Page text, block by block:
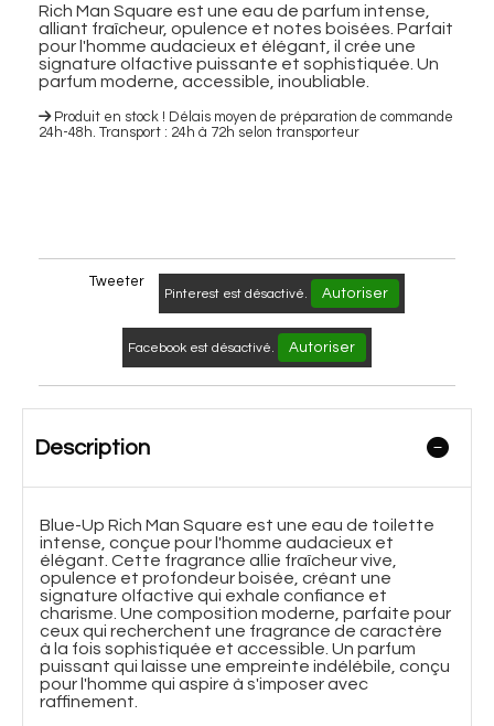
Rich Man Square est une eau de parfum intense,
alliant fraîcheur, opulence et notes boisées. Parfait
pour l'homme audacieux et élégant, il crée une
signature olfactive puissante et sophistiquée. Un
parfum moderne, accessible, inoubliable.
Produit en stock ! Délais moyen de préparation de commande
24h-48h. Transport : 24h à 72h selon transporteur
Tweeter
Pinterest est désactivé. Autoriser
Facebook est désactivé. Autoriser
Description
Blue-Up Rich Man Square est une eau de toilette
intense, conçue pour l'homme audacieux et
élégant. Cette fragrance allie fraîcheur vive,
opulence et profondeur boisée, créant une
signature olfactive qui exhale confiance et
charisme. Une composition moderne, parfaite pour
ceux qui recherchent une fragrance de caractère
à la fois sophistiquée et accessible. Un parfum
puissant qui laisse une empreinte indélébile, conçu
pour l'homme qui aspire à s'imposer avec
raffinement.